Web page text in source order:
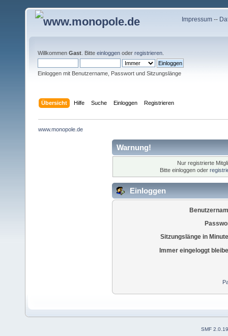
Impressum--
Willkommen Gast . Bitte einloggen oder registrieren
Einloggen mit Benutzername, Passwort und Sitzungslänge
Übersicht Hilfe Suche Einloggen Registrieren
www.monopole.de
Warnung!
Nur registrierte
Bitte einloggen oder
Einloggen
Sitzungslänge in
Immer eingeloggt
SMF 2.0.19